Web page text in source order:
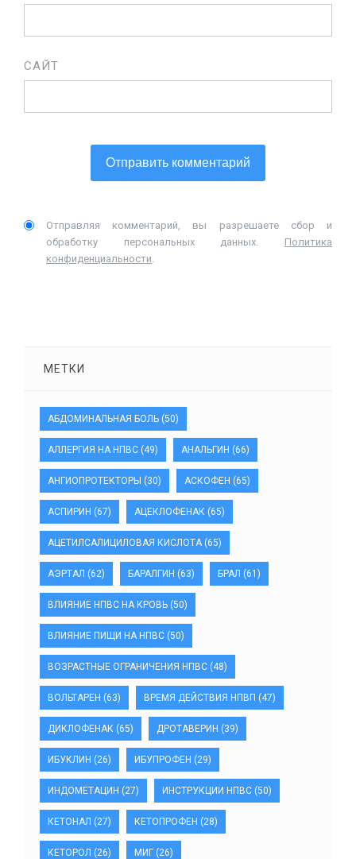
САЙТ
Отправляя комментарий, вы разрешаете сбор и
обработку персональных данных. Политика
конфиденциальности.
МЕТКИ
АБДОМИНАЛЬНАЯ БОЛЬ (50)
АЛЛЕРГИЯ НА НПВС (49) АНАЛЬГИН (66)
АНГИОПРОТЕКТОРЫ (30) АСКОФЕН (65)
АСПИРИН (67) АЦЕКЛОФЕНАК (65)
АЦЕТИЛСАЛИЦИЛОВАЯ КИСЛОТА(65)
АЭРТАЛ (62) БАРАЛГИН (63) БРАЛ (61)
ВЛИЯНИЕ НПВС НА КРОВЬ (50)
ВЛИЯНИЕ ПИЩИ НА НПВС (50)
ВОЗРАСТНЫЕ ОГРАНИЧЕНИЯ НПВС (48)
ВОЛЬТАРЕН (63) ВРЕМЯ ДЕЙСТВИЯ НПВП (47)
ДИКЛОФЕНАК (65) ДРОТАВЕРИН (39)
ИБУКЛИН (26) ИБУПРОФЕН (29)
ИНДОМЕТАЦИН (27) ИНСТРУКЦИИ НПВС (50)
КЕТОНАЛ (27) КЕТОПРОФЕН (28)
КЕТОРОЛ (26) МИГ (26)